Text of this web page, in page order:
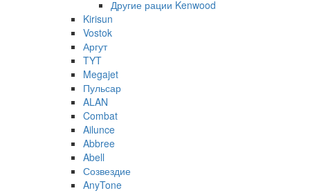
Другие рации Kenwood
Kirisun
Vostok
Аргут
TYT
Megajet
Пульсар
ALAN
Combat
Ailunce
Abbree
Abell
Созвездие
AnyTone